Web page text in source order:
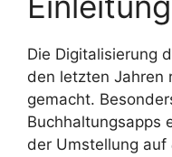
Die Digitalisierung
den letzten Jahren
gemacht.
Buchhaltungsapps
der Umstellung auf